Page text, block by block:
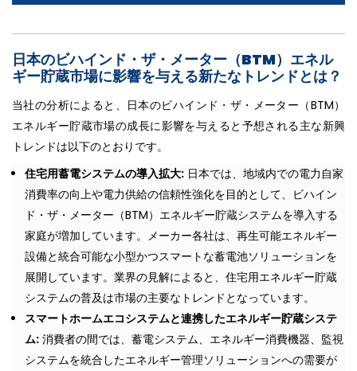
日本のビハインド・ザ・メーター（BTM）エネル
ギー貯蔵市場に影響を与える新たなトレンドとは？
当社の分析によると、日本のビハインド・ザ・メーター（BTM）
エネルギー貯蔵市場の成長に影響を与えると予想される主な新興
トレンドは以下のとおりです。
住宅用蓄電システムの導入拡大: 日本では、地域内での電力自家
消費率の向上や電力供給の信頼性強化を目的として、ビハイン
ド・ザ・メーター（BTM）エネルギー貯蔵システムを導入する
家庭が増加しています。メーカー各社は、再生可能エネルギー
設備と統合可能な小型かつスマートな蓄電池ソリューションを
展開しています。業界の見解によると、住宅用エネルギー貯蔵
システムの普及は市場の主要なトレンドとなっています。
スマートホームエコシステムと連携したエネルギー貯蔵システ
ム: 消費者の間では、蓄電システム、エネルギー消費機器、監視
システムを統合したエネルギー管理ソリューションへの需要が